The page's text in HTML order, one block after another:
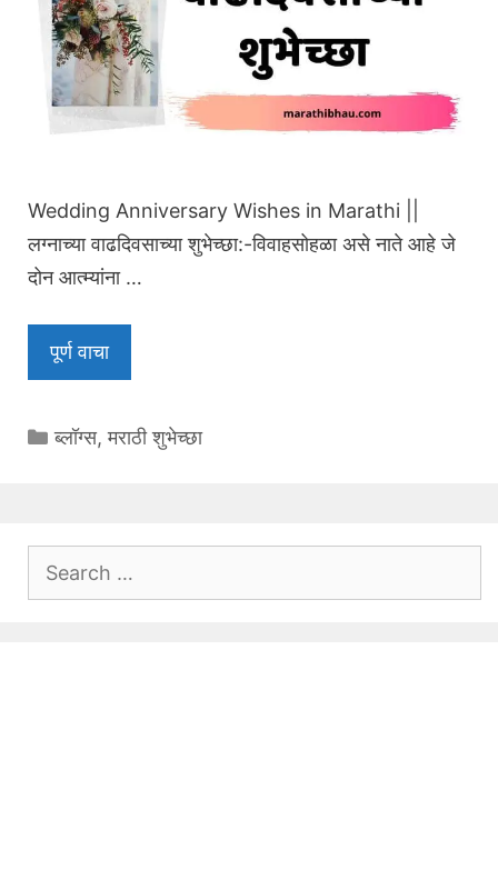
Wedding Anniversary Wishes in Marathi ||
लग्नाच्या वाढदिवसाच्या शुभेच्छा:-विवाहसोहळा असे नाते आहे जे
दोन आत्म्यांना …
पूर्ण वाचा
Categories
ब्लॉग्स,मराठी शुभेच्छा
Search
for: